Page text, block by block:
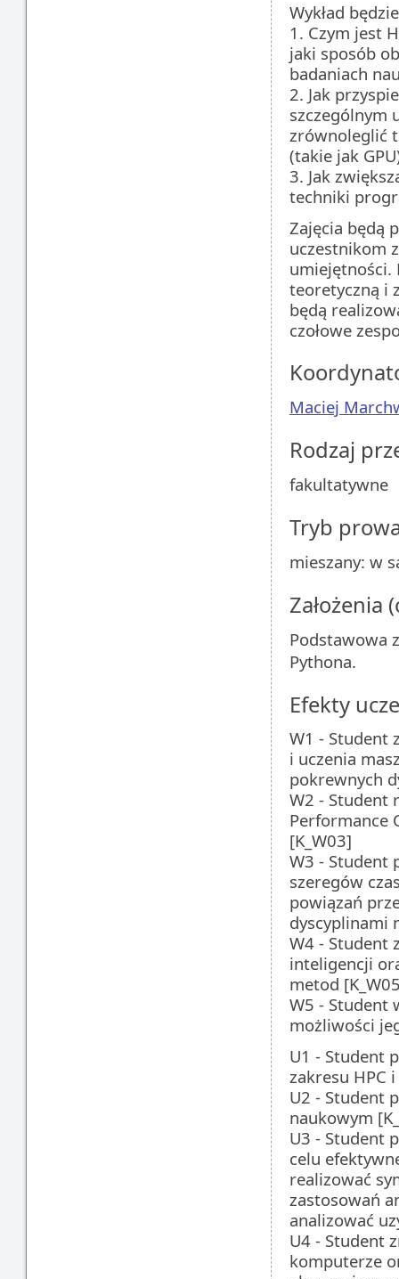
Wykład
1. Czym jest
jaki sposób
badaniach
2. Jak
szczególnym
zrównoleglić
(takie jak
3. Jak
techniki
Zajęcia będą
uczestnikom
umiejętności.
teoretyczną i
będą
czołowe
Maciej
Rodzaj
fakultatywne
Tryb
mieszany: w
Założenia
Podstawowa
Pythona.
Efekty
W1 - Student
i uczenia
pokrewnych
W2 - Student
Performance
[K_W03]
W3 - Student
szeregów
powiązań
dyscyplinami
W4 - Student
inteligencji
metod
W5 - Student
możliwości
U1 - Student
zakresu HPC
U2 - Student
naukowym
U3 - Student
celu
realizować
zastosowań
analizować
U4 - Student
komputerze